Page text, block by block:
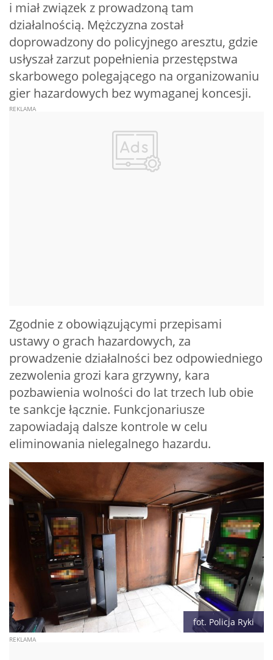
i miał związek z prowadzoną tam
działalnością. Mężczyzna został
doprowadzony do policyjnego aresztu, gdzie
usłyszał zarzut popełnienia przestępstwa
skarbowego polegającego na organizowaniu
gier hazardowych bez wymaganej koncesji.
Zgodnie z obowiązującymi przepisami
ustawy o grach hazardowych, za
prowadzenie działalności bez odpowiedniego
zezwolenia grozi kara grzywny, kara
pozbawienia wolności do lat trzech lub obie
te sankcje łącznie. Funkcjonariusze
zapowiadają dalsze kontrole w celu
eliminowania nielegalnego hazardu.
fot. Policja Ryki